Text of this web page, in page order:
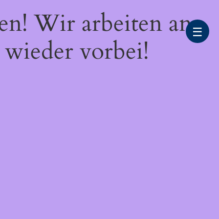
Wir arbeiten an
vorbei!
☰